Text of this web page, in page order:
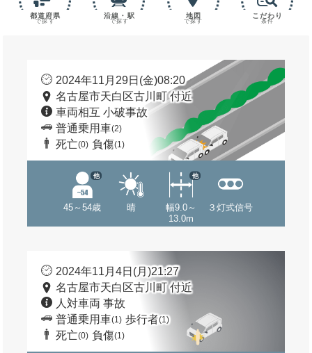
都道府県
で探す
沿線・駅
で探す
地図
で探す
こだわり
条件
2024年11月29日(金)08:20
名古屋市天白区古川町 付近
車両相互 小破事故
普通乗用車(2)
死亡(0) 負傷(1)
45～54歳
他
晴
幅9.0～
13.0m
他
３灯式信号
2024年11月4日(月)21:27
名古屋市天白区古川町 付近
人対車両 事故
普通乗用車(1) 歩行者(1)
死亡(0) 負傷(1)